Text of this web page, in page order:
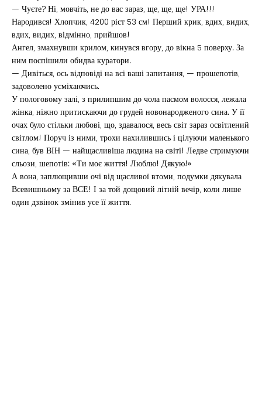
— Чуєте? Ні, мовчіть, не до вас зараз, ще, ще, ще! УРА!!!
Народився! Хлопчик, 4200 ріст 53 см! Перший крик, вдих, видих,
вдих, видих, відмінно, прийшов!
Ангел, змахнувши крилом, кинувся вгору, до вікна 5 поверху. За
ним поспішили обидва куратори.
— Дивіться, ось відповіді на всі ваші запитання, — прошепотів,
задоволено усміхаючись.
У пологовому залі, з прилипшим до чола пасмом волосся, лежала
жінка, ніжно притискаючи до грудей новонародженого сина. У її
очах було стільки любові, що, здавалося, весь світ зараз освітлений
світлом! Поруч із ними, трохи нахилившись і цілуючи маленького
сина, був ВІН — найщасливіша людина на світі! Ледве стримуючи
сльози, шепотів: «Ти моє життя! Люблю! Дякую!»
А вона, заплющивши очі від щасливої втоми, подумки дякувала
Всевишньому за ВСЕ! І за той дощовий літній вечір, коли лише
один дзвінок змінив усе її життя.